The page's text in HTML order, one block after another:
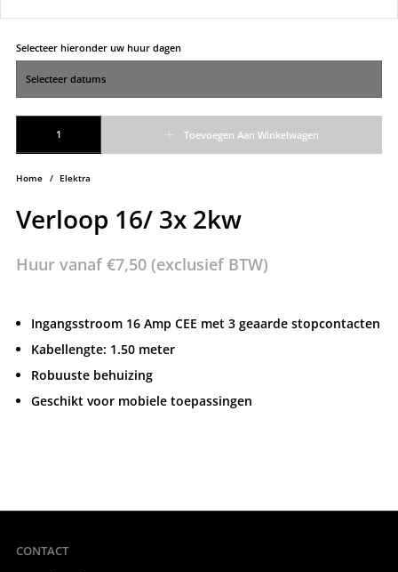
Home / Elektra
Verloop 16/ 3x 2kw
Huur vanaf €7,50(exclusief BTW)
Ingangsstroom 16 Amp CEE met 3 geaarde stopcontacten
Kabellengte: 1.50 meter
Robuuste behuizing
Geschikt voor mobiele toepassingen
Selecteer hieronder uw huur dagen
Toevoegen Aan Winkelwagen
CONTACT